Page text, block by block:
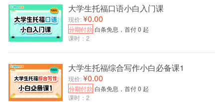
大学生托福口语小白入门课
现价:¥0.00
分期付款 白条免息，首付 0 起
课时：2
大学生托福综合写作小白必备课1
现价:¥0.00
分期付款 白条免息，首付 0 起
课时：2